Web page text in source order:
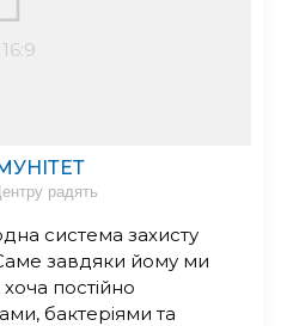
радять
система захисту
завдяки йому ми
постійно
бактеріями та